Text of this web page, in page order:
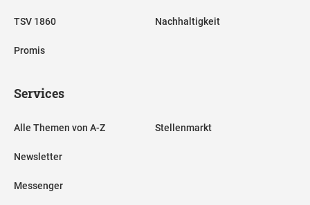
TSV 1860
Promis
Nachhaltigkeit
Services
Alle Themen von A-Z
Newsletter
Messenger
Stellenmarkt